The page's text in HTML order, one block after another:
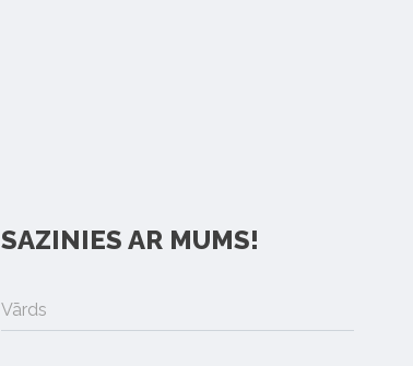
SAZINIES AR MUMS!
Vārds